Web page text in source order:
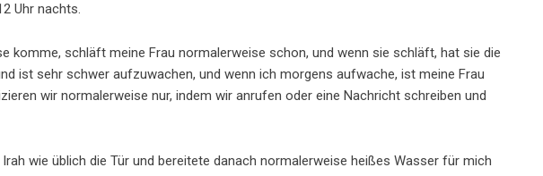
Uhr nachts.
komme, schläft meine Frau normalerweise schon, und wenn sie schläft, hat sie die
ist sehr schwer aufzuwachen, und wenn ich morgens aufwache, ist meine Frau
wir normalerweise nur, indem wir anrufen oder eine Nachricht schreiben und
wie üblich die Tür und bereitete danach normalerweise heißes Wasser für mich